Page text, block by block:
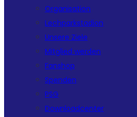
Organisation
Lechparkstadion
Unsere Ziele
Mitglied werden
Fanshop
Spenden
PSG
Downloadcenter